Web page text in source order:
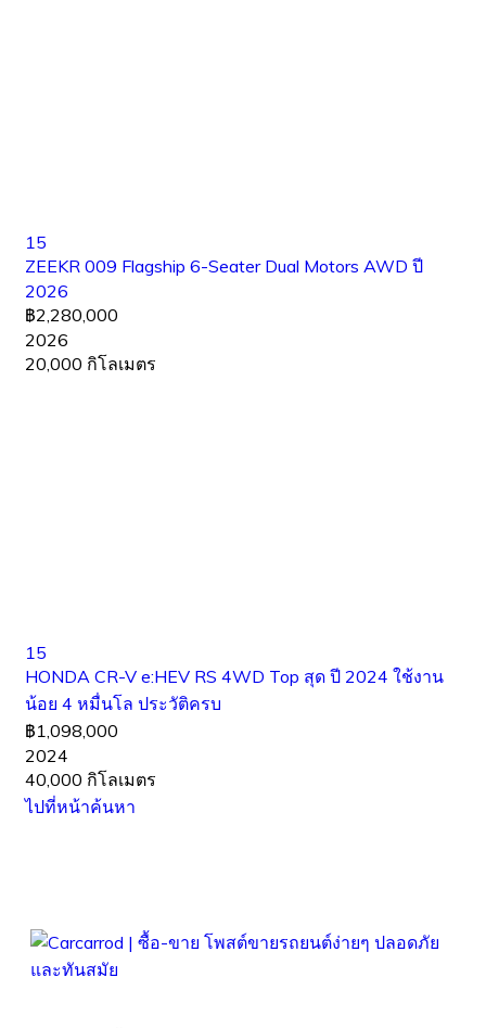
15
ZEEKR 009 Flagship 6-Seater Dual Motors AWD ปี
2026
฿2,280,000
2026
20,000 กิโลเมตร
15
HONDA CR-V e:HEV RS 4WD Top สุด ปี 2024 ใช้งาน
น้อย 4 หมื่นโล ประวัติครบ
฿1,098,000
2024
40,000 กิโลเมตร
ไปที่หน้าค้นหา